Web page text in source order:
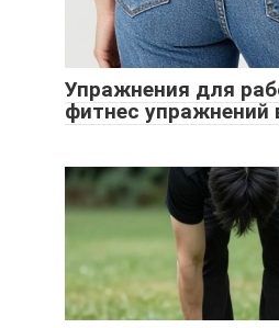
Упражнения для
фитнес упражнений